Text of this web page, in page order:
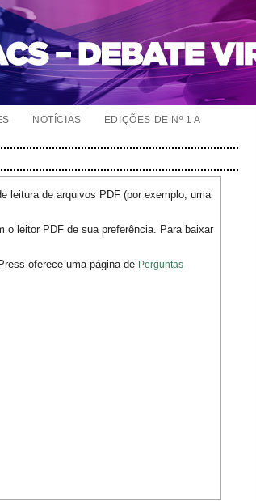
NOTÍCIAS
EDIÇÕES DE Nº 1 A
leitura de arquivos PDF (por exemplo, uma
o leitor PDF de sua preferência. Para baixar
oferece uma página de Perguntas